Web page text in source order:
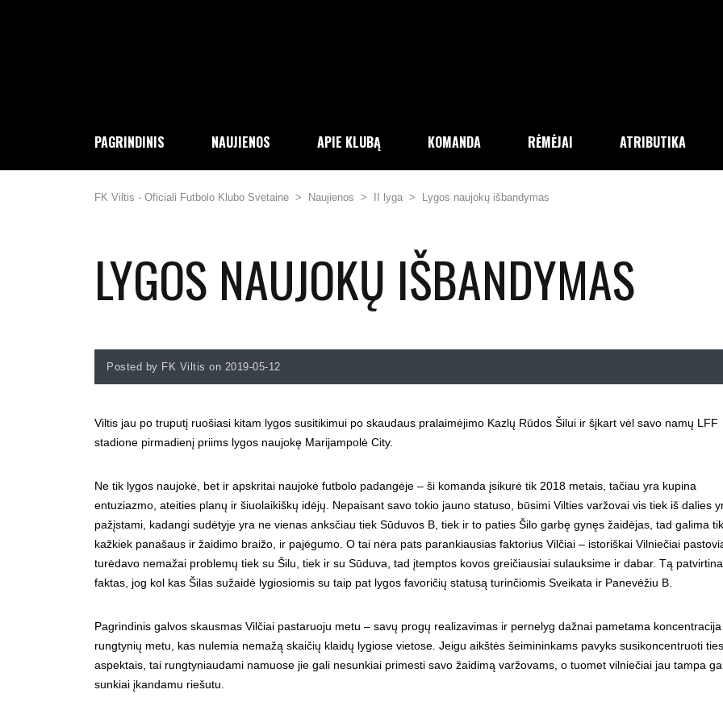
PAGRINDINIS NAUJIENOS APIE KLUBĄ KOMANDA RĖMĖJAI ATRIBUTIKA
FK Viltis - Oficiali Futbolo Klubo Svetainė > Naujienos > II lyga > Lygos naujokų išbandymas
LYGOS NAUJOKŲ IŠBANDYMAS
Posted by FK Viltis on 2019-05-12
Viltis jau po truputį ruošiasi kitam lygos susitikimui po skaudaus pralaimėjimo Kazlų Rūdos Šilui ir šįkart vėl savo namų LFF
stadione pirmadienį priims lygos naujokę Marijampolė City.
Ne tik lygos naujokė, bet ir apskritai naujokė futbolo padangėje – ši komanda įsikurė tik 2018 metais, tačiau yra kupina
entuziazmo, ateities planų ir šiuolaikiškų idėjų. Nepaisant savo tokio jauno statuso, būsimi Vilties varžovai vis tiek iš dalies
pažįstami, kadangi sudėtyje yra ne vienas anksčiau tiek Sūduvos B, tiek ir to paties Šilo garbę gynęs žaidėjas, tad galima
kažkiek panašaus ir žaidimo braižo, ir pajėgumo. O tai nėra pats parankiausias faktorius Vilčiai – istoriškai Vilniečiai
turėdavo nemažai problemų tiek su Šilu, tiek ir su Sūduva, tad įtemptos kovos greičiausiai sulauksime ir dabar. Tą
faktas, jog kol kas Šilas sužaidė lygiosiomis su taip pat lygos favoričių statusą turinčiomis Sveikata ir Panevėžiu B.
Pagrindinis galvos skausmas Vilčiai pastaruoju metu – savų progų realizavimas ir pernelyg dažnai pametama koncentracija
rungtynių metu, kas nulemia nemažą skaičių klaidų lygiose vietose. Jeigu aikštės šeimininkams pavyks susikoncentruoti
aspektais, tai rungtyniaudami namuose jie gali nesunkiai primesti savo žaidimą varžovams, o tuomet vilniečiai jau tampa
sunkiai įkandamu riešutu.
APIE KLUBĄ
2008 metų pradžioje, Vilniaus Žirmūnų mikrorajone,